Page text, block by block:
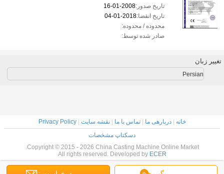
تاریخ صدور:2008-01-16
تاریخ انقضا:2018-01-04
محدوده / محدوده:
صادر شده توسط:
تغییر زبان
Persian
خانه |دربارهی ما |تماس با ما |نقشه سایت |
Privacy Policy
دسکتاپ مشخصات
Copyright © 2015 - 2026 China Casting Machine Online Market.
All rights reserved. Developed by ECER